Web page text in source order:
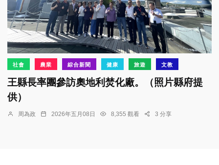
社會 農業 綜合新聞 健康 旅遊 文教
王縣長率團參訪奧地利焚化廠。（照片縣府提
供）
周為政 2026年五月08日 8,355 觀看 3 分享